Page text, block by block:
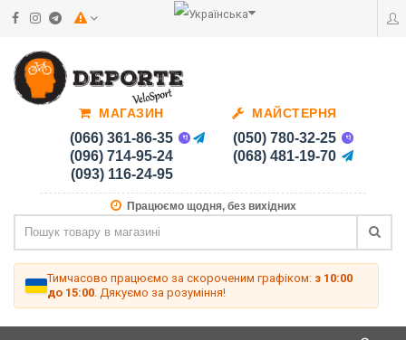
МАГАЗИН
(066) 361-86-35
(096) 714-95-24
(093) 116-24-95
МАЙСТЕРНЯ
(050) 780-32-25
(068) 481-19-70
Працюємо щодня, без вихідних
Тимчасово працюємо за скороченим графіком: з 10:00
до 15:00 . Дякуємо за розуміння!